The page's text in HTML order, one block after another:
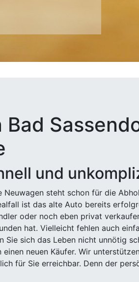
und
Neuwagen steht schon für die
ist das alte Auto bereits
oder noch eben privat
hat. Vielleicht fehlen auch
Sie sich das Leben nicht unnötig
neuen Käufer. Wir
für Sie erreichbar. Denn der